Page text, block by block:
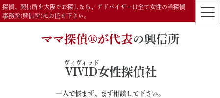
探偵、興信所を大阪でお探しなら、アドバイザーは全て女性の当探偵
事務所(興信所)にお任せ下さい。
ママ探偵®️が代表の興信所
VIVID
ヴィヴィッド
女性探偵社
一人で悩まず、まず相談して下さい。